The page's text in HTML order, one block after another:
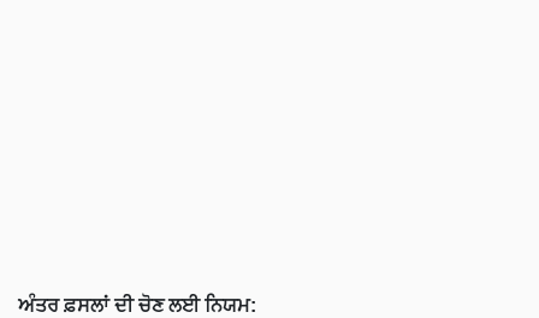
ਅੰਤਰ ਫ਼ਸਲਾਂ ਦੀ ਚੋਣ ਲਈ ਨਿਯਮ: